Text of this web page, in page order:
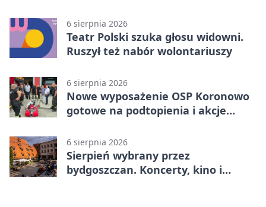
6 sierpnia 2026
Teatr Polski szuka głosu widowni.
Ruszył też nabór wolontariuszy
6 sierpnia 2026
Nowe wyposażenie OSP Koronowo
gotowe na podtopienia i akcje
6 sierpnia 2026
Sierpień wybrany przez
bydgoszczan. Koncerty, kino i